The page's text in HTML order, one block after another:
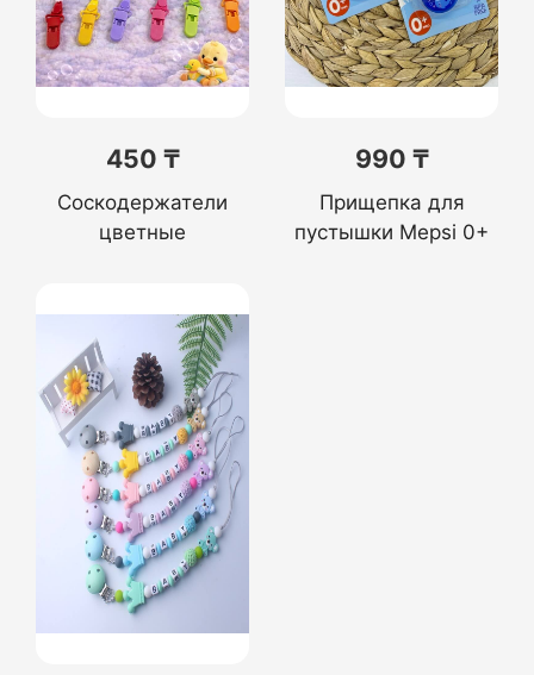
450 ₸
Соскодержатели
цветные
990 ₸
Прищепка для
пустышки Mepsi 0+